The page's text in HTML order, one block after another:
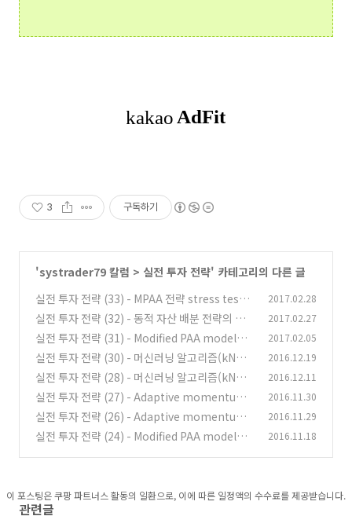
3 구독하기
'systrader79 칼럼 > 실전 투자 전략' 카테고리의 다른 글
실전 투자 전략 (33) - MPAA 전략 stress test
(4)
2017.02.28
실전 투자 전략 (32) - 동적 자산 배분 전략의 몰
락?
(4)
2017.02.27
실전 투자 전략 (31) - Modified PAA model을
이용한 절대 수익 전략 (4)
(7)
2017.02.05
실전 투자 전략 (30) - 머신러닝 알고리즘(kNN,
SVM, Decision tree)을 이용한 절대수익 전략
(5) (1)
2016.12.19
실전 투자 전략 (28) - 머신러닝 알고리즘(kNN,
SVM, Decision tree)을 이용한 절대수익 전략
(3) (0)
2016.12.11
실전 투자 전략 (27) - Adaptive momentum
전략 (2) (8)
2016.11.30
실전 투자 전략 (26) - Adaptive momentum
전략 (1) (0)
2016.11.29
실전 투자 전략 (24) - Modified PAA model을
2016.11.18
이 포스팅은 쿠팡 파트너스 활동의 일환으로, 이에 따른 일정액의 수수료를 제공받습니다.
관련글